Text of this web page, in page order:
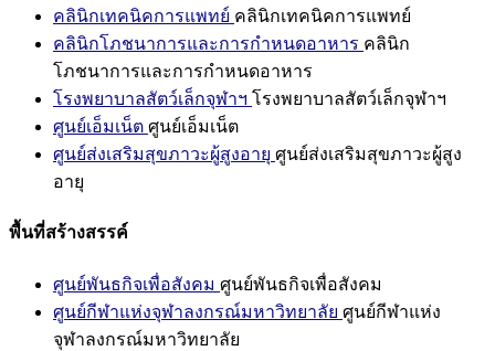
คลินิกเทคนิคการแพทย์ คลินิกเทคนิคการแพทย์
คลินิกโภชนาการและการกำหนดอาหาร คลินิก
โภชนาการและการกำหนดอาหาร
โรงพยาบาลสัตว์เล็กจุฬาฯ โรงพยาบาลสัตว์เล็กจุฬาฯ
ศูนย์เอ็มเน็ต ศูนย์เอ็มเน็ต
ศูนย์ส่งเสริมสุขภาวะผู้สูงอายุ ศูนย์ส่งเสริมสุขภาวะผู้สูง
อายุ
พื้นที่สร้างสรรค์
ศูนย์พันธกิจเพื่อสังคม ศูนย์พันธกิจเพื่อสังคม
ศูนย์กีฬาแห่งจุฬาลงกรณ์มหาวิทยาลัย ศูนย์กีฬาแห่ง
จุฬาลงกรณ์มหาวิทยาลัย